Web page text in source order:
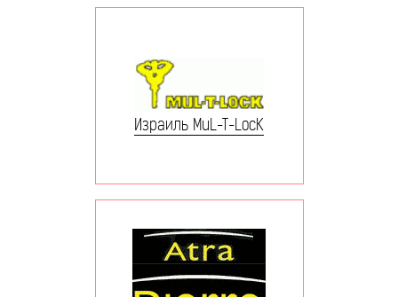
Израиль MuL-T-LocK